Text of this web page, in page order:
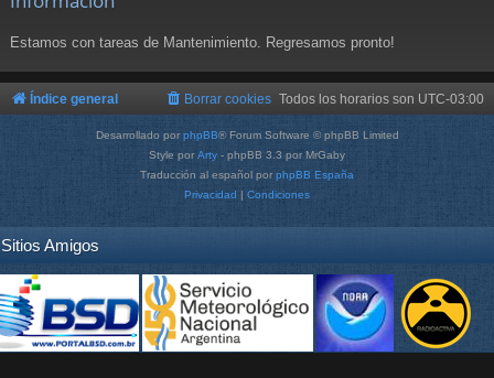
Estamos con tareas de Mantenimiento. Regresamos pronto!
Índice general Todos los horarios son UTC-03:00
Borrar cookies
Desarrollado por phpBB® Forum Software © phpBB Limited
Style por Arty - phpBB 3.3 por MrGaby
Traducción al español por phpBB España
Privacidad | Condiciones
Sitios Amigos